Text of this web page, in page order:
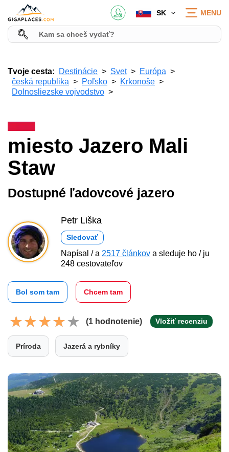
SK MENU
Tvoje cesta: Destinácie Svet
Európa
česká republika
Poľsko
Krkonoše
Dolnosliezske vojvodstvo
miesto Jazero Mali
Staw
Dostupné ľadovcové jazero
Petr Liška
Sledovať
Napísal / a 2517 článkov a sleduje ho / ju
248 cestovateľov
Bol som tam Chcem tam
(1 hodnotenie) Vložiť recenziu
Príroda Jazerá a rybníky